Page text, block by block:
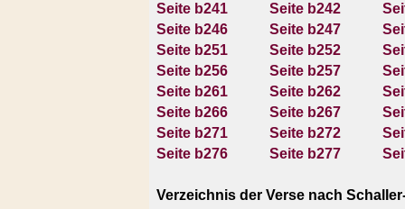
Seite b241
Seite b242
Seite b246
Seite b247
Seite b251
Seite b252
Seite b256
Seite b257
Seite b261
Seite b262
Seite b266
Seite b267
Seite b271
Seite b272
Seite b276
Seite b277
Verzeichnis der Verse nach